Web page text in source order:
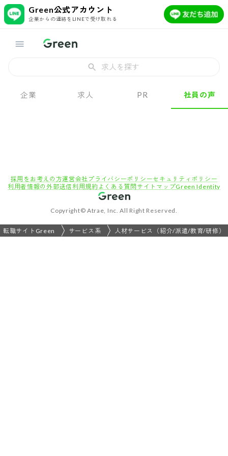
Green公式アカウント
企業からの連絡をLINEで受け取れる
求人を探す
企業 求人 PR 社員の声
採用をお考えの方運営会社 プライバシーポリシーセキュリティポリシー
利用者情報の外部送信利用規約 よくある質問 サイトマップGreen Identity
Copyright© Atrae, Inc. All Right Reserved.
転職サイトGreen サービス系 人材サービス（紹介/派遣/教育/研修）